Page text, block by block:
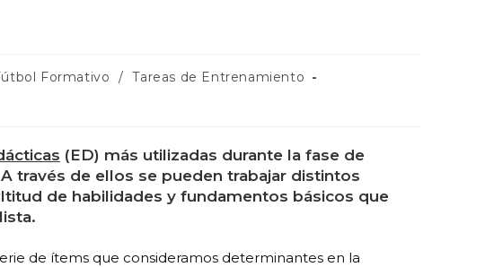
Formativo / Tareas de Entrenamiento
(ED) más utilizadas durante la fase de
través de ellos se pueden trabajar distintos
de habilidades y fundamentos básicos que
de ítems que consideramos determinantes en la